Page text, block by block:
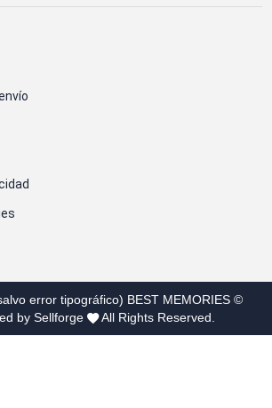
error tipográfico) BEST MEMORIES©
by Sellforge All Rights Reserved.